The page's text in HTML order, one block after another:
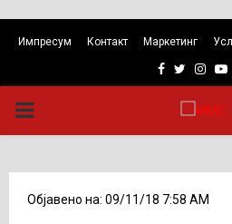
Импресум Контакт Маркетинг
Facebook
Twitter
PRIMARY
Објавено на: 09/11/18 7:58 AM